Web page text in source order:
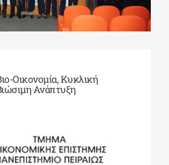
Οικονομία, Κυκλική
Ανάπτυξη